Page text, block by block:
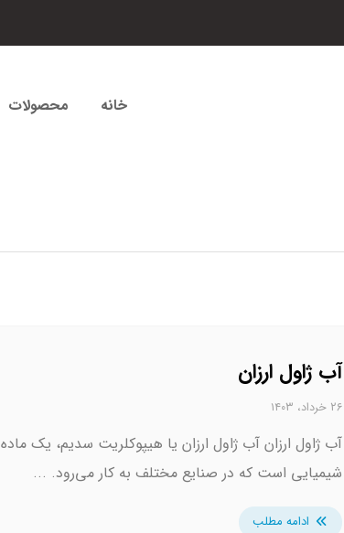
خانه محصولات
آب ژاول ارزان
۲۶ خرداد، ۱۴۰۳
آب ژاول ارزان آب ژاول ارزان یا هیپوکلریت سدیم، یک ماده
شیمیایی است که در صنایع مختلف به کار می‌رود. ...
ادامه مطلب